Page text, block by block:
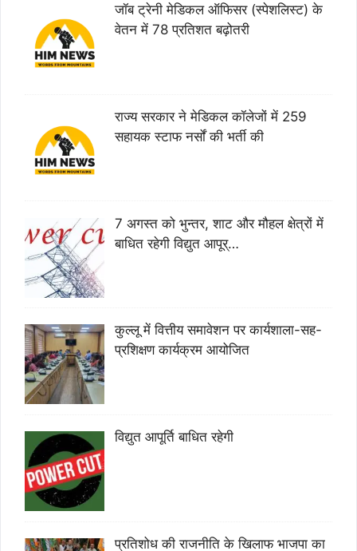
जॉब ट्रेनी मेडिकल ऑफिसर (स्पेशलिस्ट) के
वेतन में 78 प्रतिशत बढ़ोतरी
राज्य सरकार ने मेडिकल कॉलेजों में 259
सहायक स्टाफ नर्सों की भर्ती की
7 अगस्त को भुन्तर, शाट और मौहल क्षेत्रों में
बाधित रहेगी विद्युत आपूर्…
कुल्लू में वित्तीय समावेशन पर कार्यशाला-सह-
प्रशिक्षण कार्यक्रम आयोजित
विद्युत आपूर्ति बाधित रहेगी
प्रतिशोध की राजनीति के खिलाफ भाजपा का